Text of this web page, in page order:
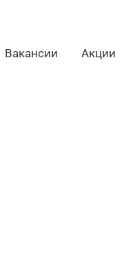
Вакансии Акции